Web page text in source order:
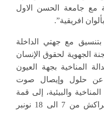
مع جامعة الحسن الاول
افريقية”.
مع جهتي الداخلة
الجهوية لحقوق الإنسان
المناخية بجهة العيون
عن حلول وإيصال صوت
والبيئية، إلى قمة
المناخ المزمع تنظيمها بمدينة مراكش من 7 الى 18 نونبر